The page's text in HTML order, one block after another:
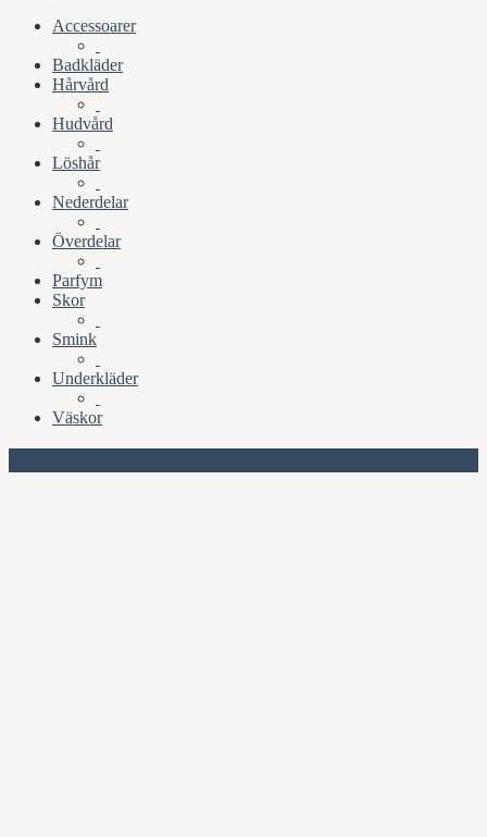
Accessoarer
Badkläder
Hårvård
Hudvård
Löshår
Nederdelar
Överdelar
Parfym
Skor
Smink
Underkläder
Väskor